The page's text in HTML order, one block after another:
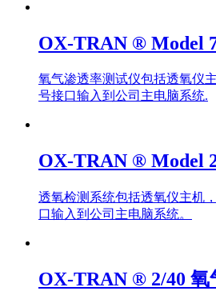
OX-TRAN ® Model
氧气渗透率测试仪包括透氧仪
号接口输入到公司主电脑系统.
OX-TRAN ® Model
透氧检测系统包括透氧仪主机
口输入到公司主电脑系统。
OX-TRAN ® 2/40 氧